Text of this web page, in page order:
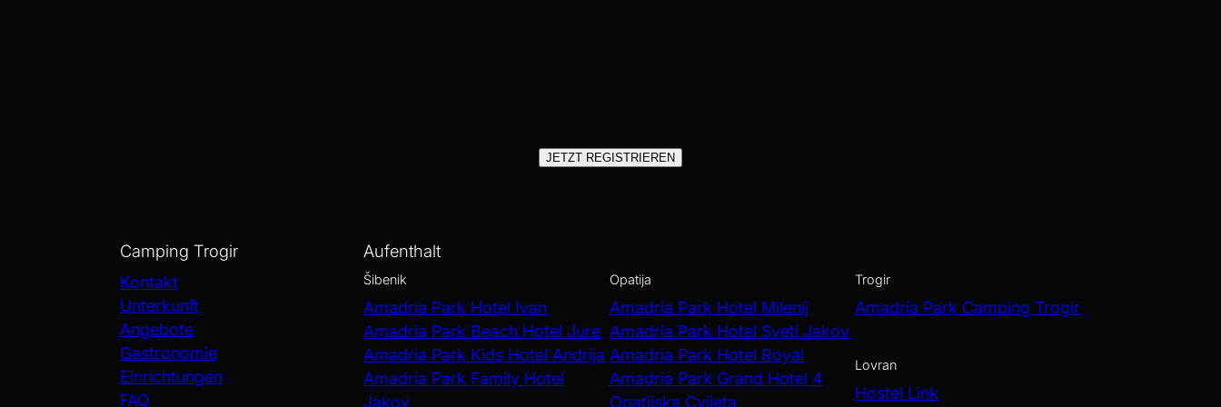
JETZT REGISTRIEREN
Camping Trogir
Kontakt
Unterkunft
Angebote
Gastronomie
Einrichtungen
FAQ
Aufenthalt
Šibenik
Amadria Park Hotel Ivan
Amadria Park Beach Hotel Jure
Amadria Park Kids Hotel Andrija
Amadria Park Family Hotel
Jakov
Opatija
Amadria Park Hotel Milenij
Amadria Park Hotel Sveti Jakov
Amadria Park Hotel Royal
Amadria Park Grand Hotel 4
Opatijska Cvijeta
Trogir
Amadria Park Camping Trogir
Lovran
Hostel Link